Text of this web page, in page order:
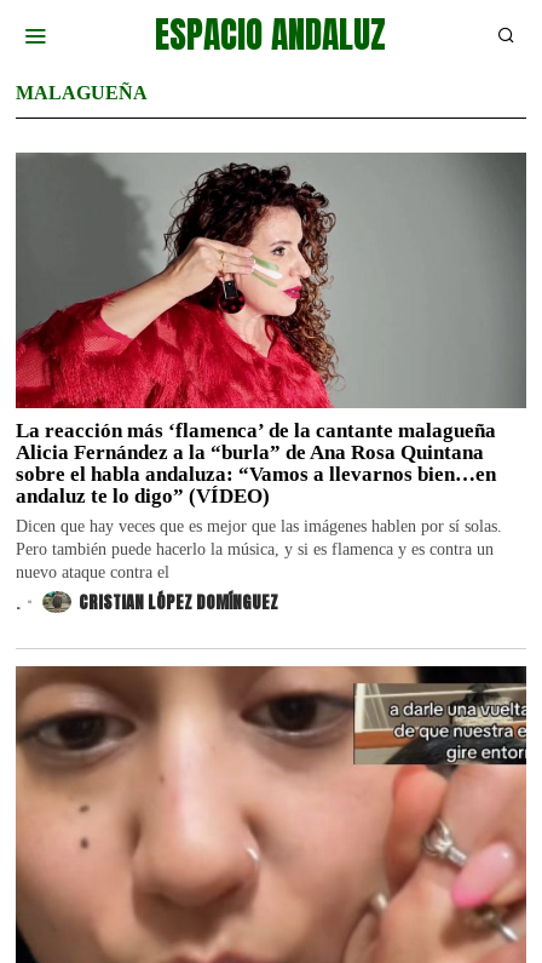
ESPACIO ANDALUZ
MALAGUEÑA
La reacción más ‘flamenca’ de la cantante malagueña
Alicia Fernández a la “burla” de Ana Rosa Quintana
sobre el habla andaluza: “Vamos a llevarnos bien…en
andaluz te lo digo” (VÍDEO)
Dicen que hay veces que es mejor que las imágenes hablen por sí solas.
Pero también puede hacerlo la música, y si es flamenca y es contra un
nuevo ataque contra el
. CRISTIAN LÓPEZ DOMÍNGUEZ